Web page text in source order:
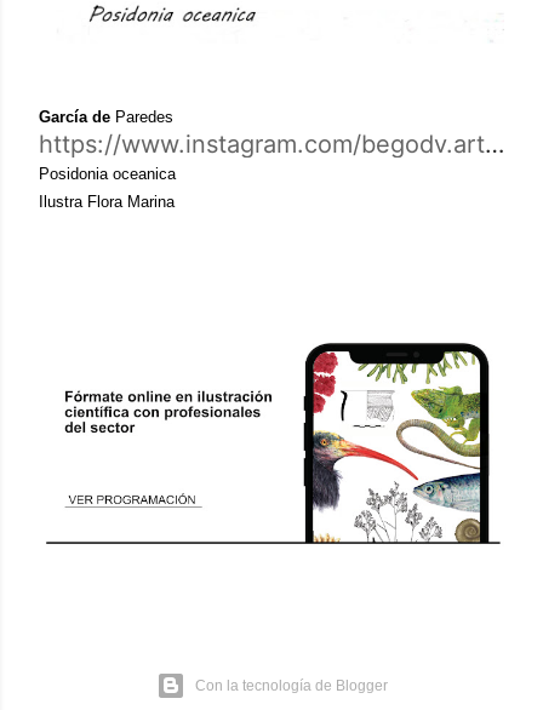
García de Paredes
https://www.instagram.com/begodv.arte/
Posidonia oceanica
Ilustra Flora Marina
Con la tecnología de Blogger